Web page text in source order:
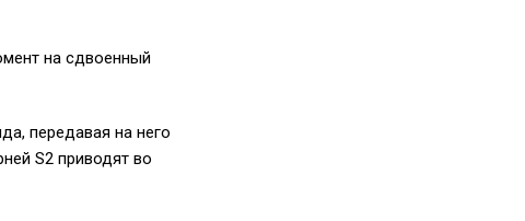
на сдвоенный
передавая на него
S2 приводят во